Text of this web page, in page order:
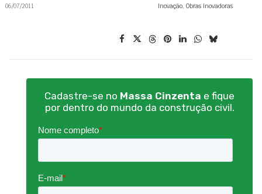
06/07/2011 Inovação, Obras Inovadoras
Cadastre-se no Massa Cinzenta e fique
por dentro do mundo da construção civil.